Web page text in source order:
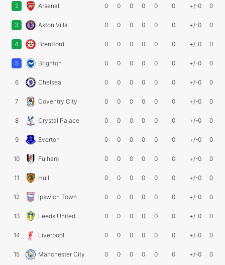
2 Arsenal 0 0 0 0 0 0 +/-0 0
3 Aston Villa 0 0 0 0 0 0 +/-0 0
4 Brentford 0 0 0 0 0 0 +/-0 0
5 Brighton 0 0 0 0 0 0 +/-0 0
6 Chelsea 0 0 0 0 0 0 +/-0 0
7 Coventry City 0 0 0 0 0 0 +/-0 0
8 Crystal Palace 0 0 0 0 0 0 +/-0 0
9 Everton 0 0 0 0 0 0 +/-0 0
10 Fulham 0 0 0 0 0 0 +/-0 0
11 Hull 0 0 0 0 0 0 +/-0 0
12 Ipswich Town 0 0 0 0 0 0 +/-0 0
13 Leeds United 0 0 0 0 0 0 +/-0 0
14 Liverpool 0 0 0 0 0 0 +/-0 0
15 Manchester City 0 0 0 0 0 0 +/-0 0